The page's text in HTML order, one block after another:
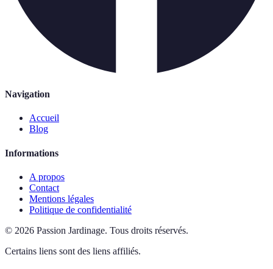
Navigation
Accueil
Blog
Informations
A propos
Contact
Mentions légales
Politique de confidentialité
© 2026 Passion Jardinage. Tous droits réservés.
Certains liens sont des liens affiliés.